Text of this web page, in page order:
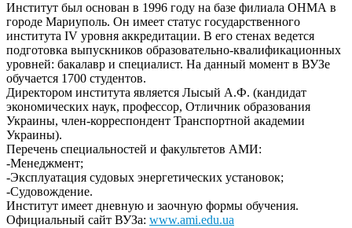
Институт был основан в 1996 году на базе филиала ОНМА в
городе Мариуполь. Он имеет статус государственного
института IV уровня аккредитации. В его стенах ведется
подготовка выпускников образовательно-квалификационных
уровней: бакалавр и специалист. На данный момент в ВУЗе
обучается 1700 студентов.
Директором института является Лысый А.Ф. (кандидат
экономических наук, профессор, Отличник образования
Украины, член-корреспондент Транспортной академии
Украины).
Перечень специальностей и факультетов АМИ:
-Менеджмeнт;
-Экcплуатация судовыx энергетичеcких уcтановок;
-Судовождениe.
Институт имеет дневную и заочную формы обучения.
Официальный сайт ВУЗа: www.ami.edu.ua